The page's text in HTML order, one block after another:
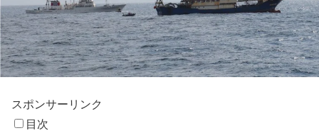
スポンサーリンク
目次